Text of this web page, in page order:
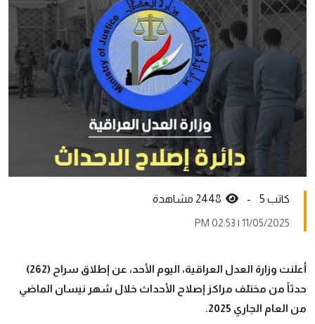
كاتب 5 -
11/05/2025 | 02:53 PM
أعلنت وزارة العدل العراقية، اليوم الأحد، عن إطلاق سراح (262)
حدثاً من مختلف مراكز إصلاح الأحداث خلال شهر نيسان الماضي
من العام الجاري 2025.